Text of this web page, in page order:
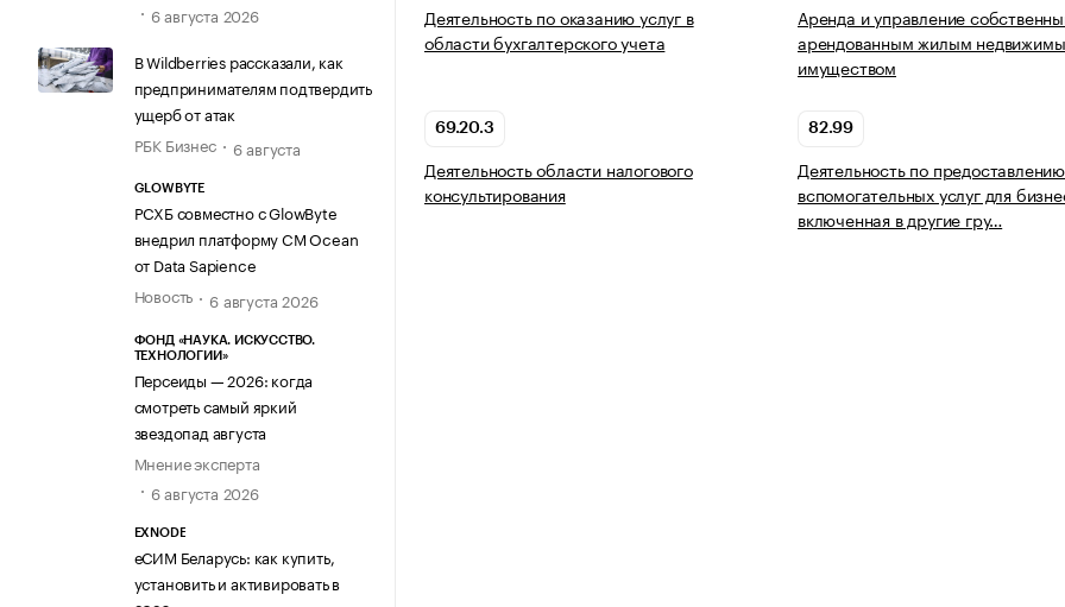
6 августа 2026
В Wildberries рассказали, как
предпринимателям подтвердить
ущерб от атак
РБК Бизнес
6 августа
GLOWBYTE
РСХБ совместно с GlowByte
внедрил платформу CM Ocean
от Data Sapience
Новость
6 августа 2026
ФОНД «НАУКА. ИСКУССТВО.
ТЕХНОЛОГИИ»
Персеиды — 2026: когда
смотреть самый яркий
звездопад августа
Мнение эксперта
6 августа 2026
EXNODE
еСИМ Беларусь: как купить,
установить и активировать в
Деятельность по оказанию услуг в
области бухгалтерского учета
Аренда и управление
арендованным жилым
имуществом
69.20.3
Деятельность области налогового
консультирования
82.99
Деятельность по
вспомогательных услуг для
включенная в другие гру…